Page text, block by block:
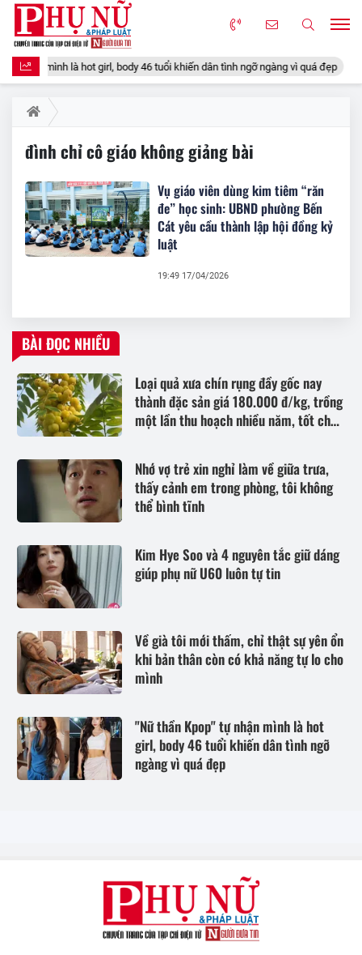
nhận mình là hot girl, body 46 tuổi khiến dân tình ngỡ ngàng vì quá đẹp
đình chỉ cô giáo không giảng bài
Vụ giáo viên dùng kim tiêm “răn
đe” học sinh: UBND phường Bến
Cát yêu cầu thành lập hội đồng kỷ
luật
19:49 17/04/2026
BÀI ĐỌC NHIỀU
Loại quả xưa chín rụng đầy gốc nay
thành đặc sản giá 180.000 đ/kg, trồng
một lần thu hoạch nhiều năm, tốt cho
Nhớ vợ trẻ xin nghỉ làm về giữa trưa,
thấy cảnh em trong phòng, tôi không
thể bình tĩnh
Kim Hye Soo và 4 nguyên tắc giữ dáng
giúp phụ nữ U60 luôn tự tin
Về già tôi mới thấm, chỉ thật sự yên ổn
khi bản thân còn có khả năng tự lo cho
mình
"Nữ thần Kpop" tự nhận mình là hot
girl, body 46 tuổi khiến dân tình ngỡ
ngàng vì quá đẹp